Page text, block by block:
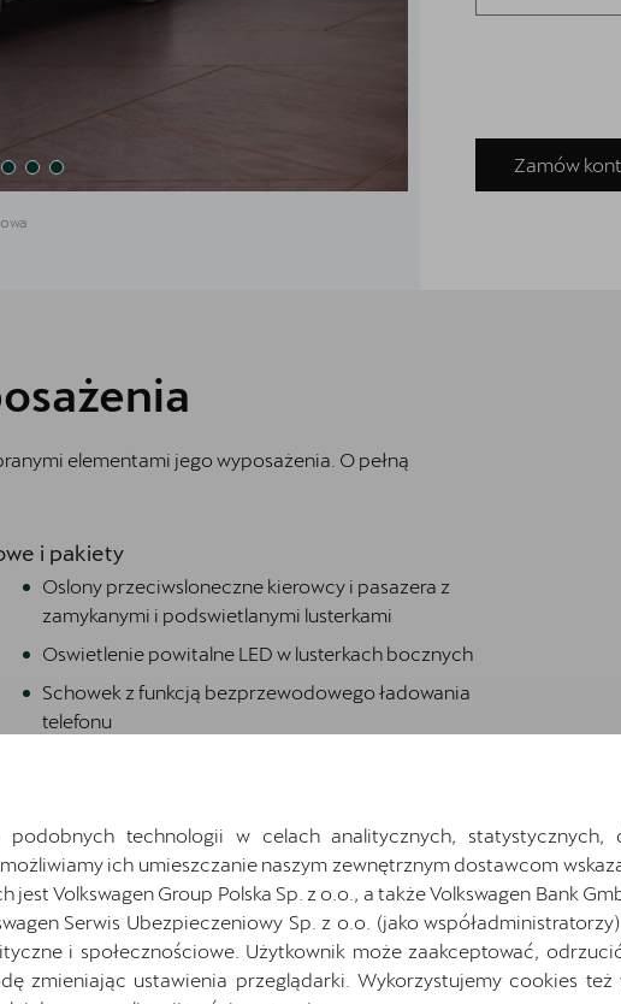
Zamów
elementami jego wyposażenia. O pełną
i pakiety
Oslony przeciwsloneczne kierowcy i pasazera z
zamykanymi i podswietlanymi lusterkami
Oswietlenie powitalne LED w lusterkach bocznych
Schowek z funkcją bezprzewodowego ładowania
telefonu
skora
Sportowe fotele przednie, tapicerka materialowa
ze skóra ekologiczna z przeszyciem w kolorze
miedzi
Swiatla do jazdy dziennej/ Automatyczna funkcja
opoznionego wyl. swiatel Coming and Leaving
technologii w celach analitycznych, statystycznych,
ich umieszczanie naszym zewnętrznym dostawcom
Volkswagen Group Polska Sp. z o.o., a także Volkswagen Bank
Serwis Ubezpieczeniowy Sp. z o.o. (jako
i społecznościowe. Użytkownik może zaakceptować,
zmieniając ustawienia przeglądarki. Wykorzystujemy cookies też